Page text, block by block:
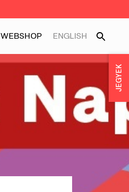
WEBSHOP ENGLISH
JEGYEK